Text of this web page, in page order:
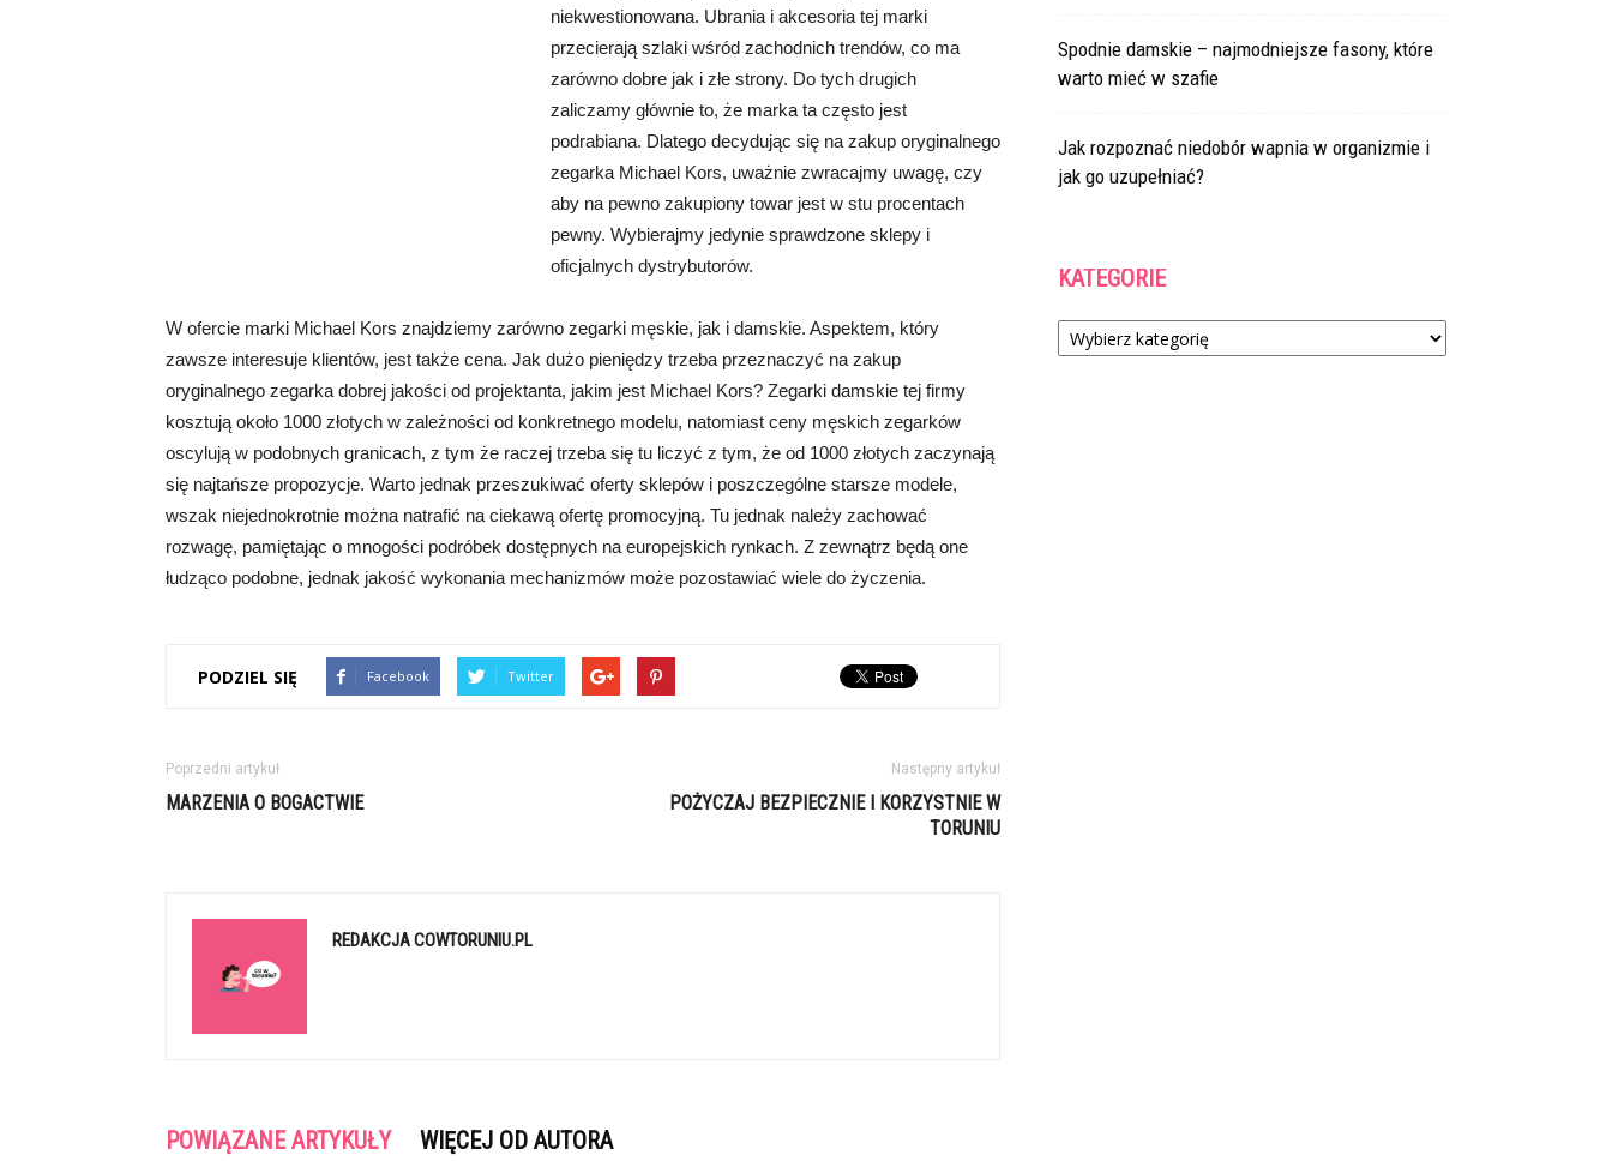
niekwestionowana. Ubrania i akcesoria tej marki
przecierają szlaki wśród zachodnich trendów, co ma
zarówno dobre jak i złe strony. Do tych drugich
zaliczamy głównie to, że marka ta często jest
podrabiana. Dlatego decydując się na zakup oryginalnego
zegarka Michael Kors, uważnie zwracajmy uwagę, czy
aby na pewno zakupiony towar jest w stu procentach
pewny. Wybierajmy jedynie sprawdzone sklepy i
oficjalnych dystrybutorów.
W ofercie marki Michael Kors znajdziemy zarówno zegarki męskie, jak i damskie. Aspektem, który
zawsze interesuje klientów, jest także cena. Jak dużo pieniędzy trzeba przeznaczyć na zakup
oryginalnego zegarka dobrej jakości od projektanta, jakim jest Michael Kors? Zegarki damskie tej firmy
kosztują około 1000 złotych w zależności od konkretnego modelu, natomiast ceny męskich zegarków
oscylują w podobnych granicach, z tym że raczej trzeba się tu liczyć z tym, że od 1000 złotych zaczynają
się najtańsze propozycje. Warto jednak przeszukiwać oferty sklepów i poszczególne starsze modele,
wszak niejednokrotnie można natrafić na ciekawą ofertę promocyjną. Tu jednak należy zachować
rozwagę, pamiętając o mnogości podróbek dostępnych na europejskich rynkach. Z zewnątrz będą one
łudząco podobne, jednak jakość wykonania mechanizmów może pozostawiać wiele do życzenia.
PODZIEL SIĘ Facebook Twitter
Poprzedni artykuł
MARZENIA O BOGACTWIE
Następny artykuł
POŻYCZAJ BEZPIECZNIE I KORZYSTNIE W
TORUNIU
REDAKCJA COWTORUNIU.PL
POWIĄZANE ARTYKUŁY WIĘCEJ OD AUTORA
Spodnie damskie – najmodniejsze fasony, które
warto mieć w szafie
Jak rozpoznać niedobór wapnia w organizmie i
jak go uzupełniać?
KATEGORIE
Kategorie